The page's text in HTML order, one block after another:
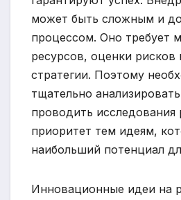
может быть сложным и
процессом. Оно требует
ресурсов, оценки рисков
стратегии. Поэтому
тщательно
проводить исследования
приоритет тем идеям,
наибольший потенциал
Инновационные идеи на